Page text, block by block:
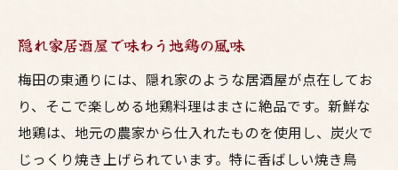
隠れ家居酒屋で味わう地鶏の風味
梅田の東通りには、隠れ家のような居酒屋が点在してお
り、そこで楽しめる地鶏料理はまさに絶品です。新鮮な
地鶏は、地元の農家から仕入れたものを使用し、炭火で
じっくり焼き上げられています。特に香ばしい焼き鳥